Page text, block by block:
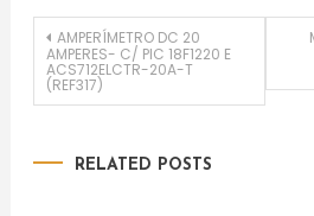
Navegação
de
artigos
AMPERÍMETRO DC 20
AMPERES- C/ PIC 18F1220 E
ACS712ELCTR-20A-T
(REF317)
RELATED POSTS